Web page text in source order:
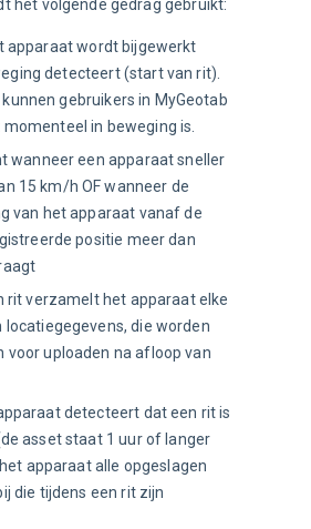
het volgende gedrag gebruikt:
apparaat wordt bijgewerkt
detecteert (start van rit).
gebruikers in MyGeotab
in beweging is.
wanneer een apparaat sneller
15 km/h OF wanneer de
van het apparaat vanaf de
positie meer dan
rit verzamelt het apparaat elke
locatiegegevens, die worden
voor uploaden na afloop van
detecteert dat een rit is
asset staat 1 uur of langer
apparaat alle opgeslagen
die tijdens een rit zijn